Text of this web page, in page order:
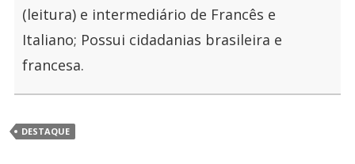
(leitura) e intermediário de Francês e
Italiano; Possui cidadanias brasileira e
francesa.
DESTAQUE